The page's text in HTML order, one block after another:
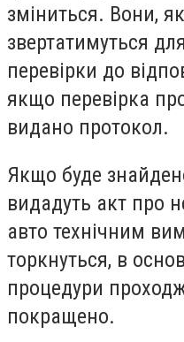
зміниться. Вони,
звертатимуться
перевірки до
якщо перевірка
видано протокол.
Якщо буде
видадуть акт про
авто технічним
торкнуться, в
процедури
покращено.